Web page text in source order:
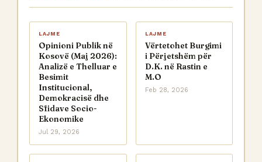
LAJME
Opinioni Publik në
Kosovë (Maj 2026):
Analizë e Thelluar e
Besimit
Institucional,
Demokracisë dhe
Sfidave Socio-
Ekonomike
Jul 29, 2026
LAJME
Vërtetohet Burgimi
i Përjetshëm për
D.K. në Rastin e
M.O
Feb 28, 2026